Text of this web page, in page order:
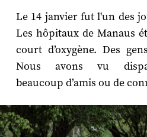
Le 14 janvier fut l'un des
Les hôpitaux de Manaus
court d’oxygène. Des
Nous avons vu
beaucoup d’amis ou de